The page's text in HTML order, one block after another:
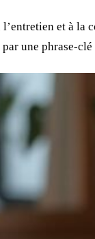
et à
une phrase-